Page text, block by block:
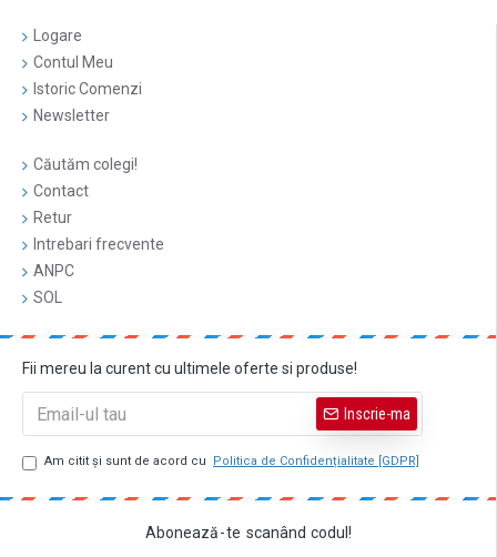
Logare
Contul Meu
Istoric Comenzi
Newsletter
Căutăm colegi!
Contact
Retur
Intrebari frecvente
ANPC
SOL
Fii mereu la curent cu ultimele oferte si produse!
Inscrie-ma
Am citit şi sunt de acord cu Politica de Confidențialitate [GDPR]
Abonează-te scanând codul!